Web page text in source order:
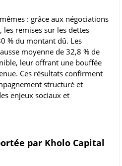
: grâce aux négociations
les remises sur les dettes
% du montant dû. Les
moyenne de 32,8 % de
leur offrant une bouffée
Ces résultats confirment
structuré et
enjeux sociaux et
par Kholo Capital